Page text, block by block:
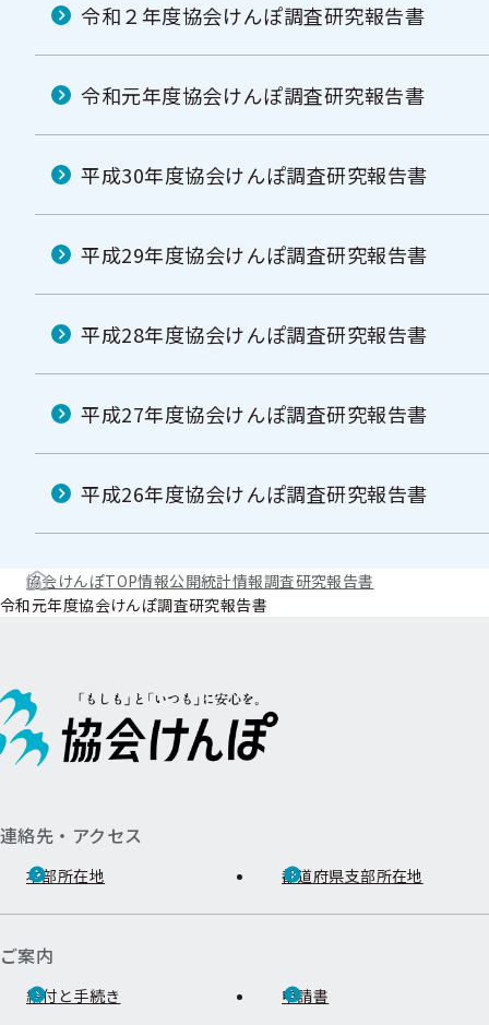
令和２年度協会けんぽ調査研究報告書
令和元年度協会けんぽ調査研究報告書
平成30年度協会けんぽ調査研究報告書
平成29年度協会けんぽ調査研究報告書
平成28年度協会けんぽ調査研究報告書
平成27年度協会けんぽ調査研究報告書
平成26年度協会けんぽ調査研究報告書
協会けんぽTOP情報公開統計情報調査研究報告書
令和元年度協会けんぽ調査研究報告書
連絡先・アクセス
本部所在地 都道府県支部所在地
ご案内
給付と手続き 申請書